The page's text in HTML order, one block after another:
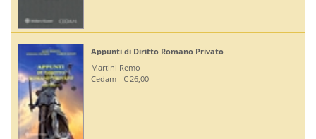
Diritto Costituzionale
Mezzetti Luca
Giuffrè - € 46,00